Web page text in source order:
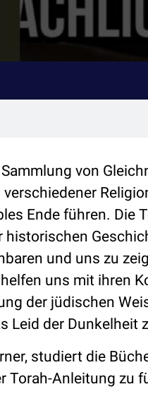
von
Ende führen. Die
und uns zu
uns mit ihren
der jüdischen
Leid der Dunkelheit
studiert die
Torah-Anleitung zu